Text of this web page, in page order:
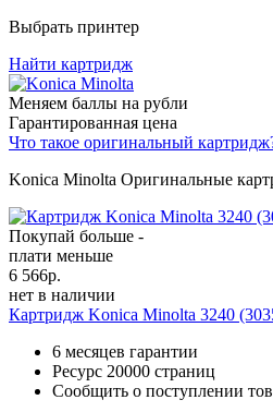
Выбрать принтер
Найти картридж
Меняем баллы на рубли
Гарантированная цена
Что такое оригинальный
Konica Minolta Оригинальные
Покупай больше -
плати меньше
6 566р.
нет в наличии
Картридж Konica Minolta 3240
6 месяцев гарантии
Ресурс 20000 страниц
Сообщить о поступлении